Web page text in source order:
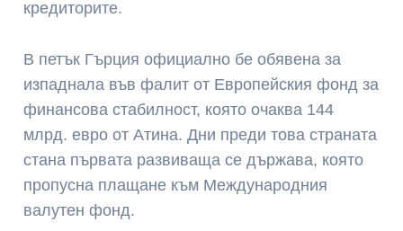
кредиторите.
В петък Гърция официално бе обявена за
изпаднала във фалит от Европейския фонд за
финансова стабилност, която очаква 144
млрд. евро от Атина. Дни преди това страната
стана първата развиваща се държава, която
пропусна плащане към Международния
валутен фонд.